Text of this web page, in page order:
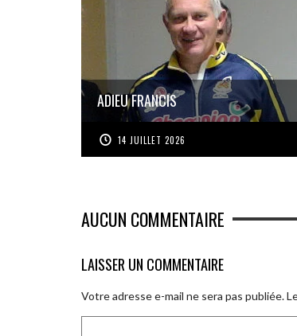
ADIEU FRANCIS
14 JUILLET 2026
AUCUN COMMENTAIRE
LAISSER UN COMMENTAIRE
Votre adresse e-mail ne sera pas publiée.